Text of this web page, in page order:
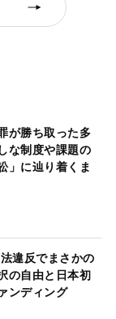
が勝ち取った多
な制度や課題の
」に辿り着くま
違反でまさかの
の自由と日本初
ンディング